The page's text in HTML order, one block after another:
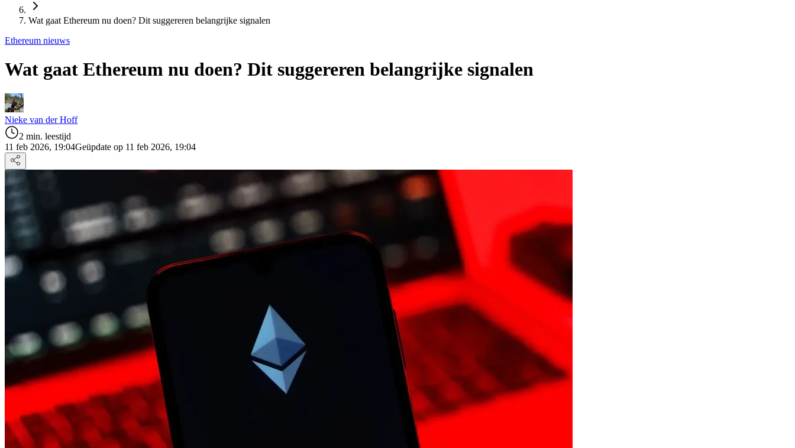
Wat gaat Ethereum nu doen? Dit suggereren belangrijke signalen
Ethereum nieuws
Wat gaat Ethereum nu doen? Dit suggereren belangrijke signalen
Nieke van der Hoff
2 min. leestijd
11 feb 2026, 19:04Geüpdate op 11 feb 2026, 19:04